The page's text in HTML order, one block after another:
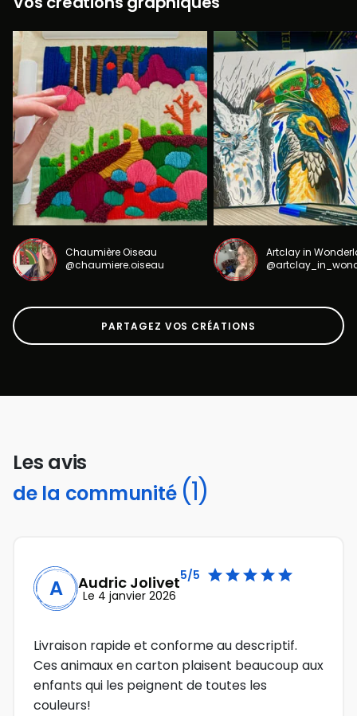
Chaumière Oiseau
@chaumiere.oiseau
Artclay in
PARTAGEZ VOS CRÉATIONS
Les avis
de la communité (1)
A Audric Jolivet
Le 4 janvier 2026
5/5 
Livraison rapide et conforme au descriptif.
Ces animaux en carton plaisent beaucoup aux
enfants qui les peignent de toutes les
couleurs!